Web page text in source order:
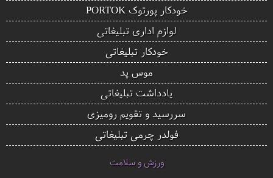
خودکار پورتوک PORTOK
لوازم اداری تبلیغاتی
خودکار تبلیغاتی
موس پد
یادداشت تبلیغاتی
سررسید و تقویم رومیزی
فولدر چرمی تبلیغاتی
ورزش و سلامت